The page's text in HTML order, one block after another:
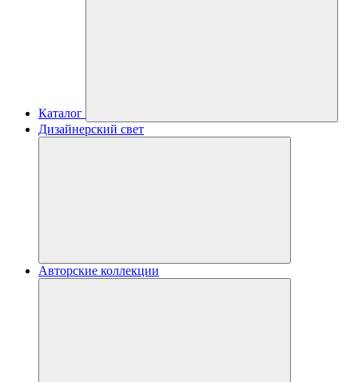
Каталог
Дизайнерский свет
Авторские коллекции